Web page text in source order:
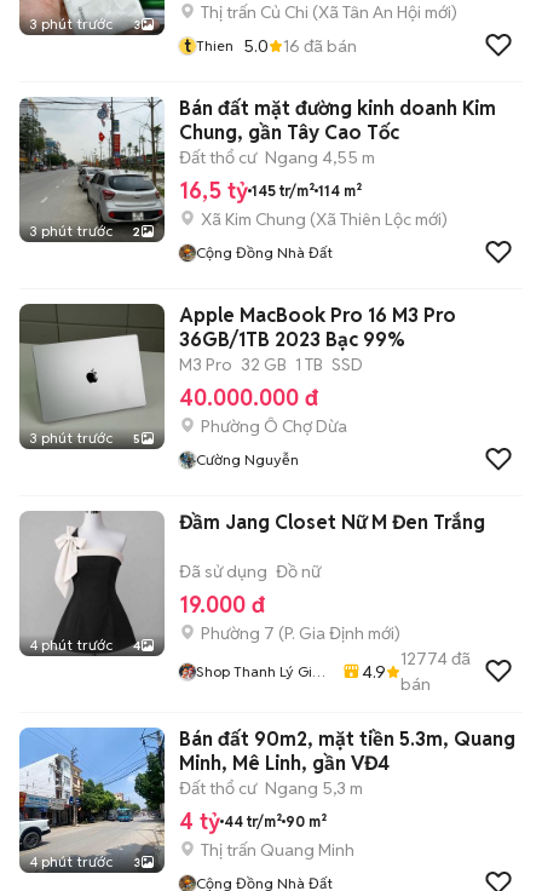
3 phút trước 3
Thị trấn Củ Chi (Xã Tân An Hội mới)
t Thien 5.0 16 đã bán
3 phút trước 2
Bán đất mặt đường kinh doanh Kim
Chung, gần Tây Cao Tốc
Đất thổ cư Ngang 4,55 m
16,5 tỷ 145 tr/m² 114 m²
Xã Kim Chung (Xã Thiên Lộc mới)
Cộng Đồng Nhà Đất
3 phút trước 5
Apple MacBook Pro 16 M3 Pro
36GB/1TB 2023 Bạc 99%
M3 Pro 32 GB 1 TB SSD
40.000.000 đ
Phường Ô Chợ Dừa
Cường Nguyễn
4 phút trước 4
Đầm Jang Closet Nữ M Đen Trắng
Đã sử dụng Đồ nữ
19.000 đ
Phường 7 (P. Gia Định mới)
Shop Thanh Lý Giá
4.9
12774đã
bán
4 phút trước 3
Bán đất 90m2, mặt tiền 5.3m, Quang
Minh, Mê Linh, gần VĐ4
Đất thổ cư Ngang 5,3 m
4 tỷ 44 tr/m² 90 m²
Thị trấn Quang Minh
Cộng Đồng Nhà Đất